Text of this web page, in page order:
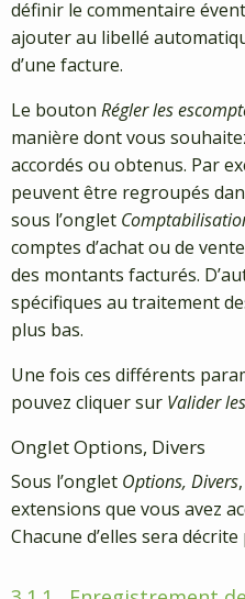
définir le commentaire
ajouter au libellé
d’une facture.
Le bouton Régler les
manière dont vous
accordés ou obtenus. Par
peuvent être regroupés
sous l’onglet
comptes d’achat ou de
des montants facturés.
spécifiques au traitement
plus bas.
Une fois ces différents
pouvez cliquer sur Valider
Onglet Options, Divers
Sous l’onglet Options, Divers
extensions que vous avez
Chacune d’elles sera décrite